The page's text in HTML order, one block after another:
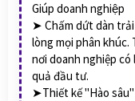
Giúp doanh nghiệp
➤ Chấm dứt dàn trải
lòng mọi phân
nơi doanh nghiệp
quả đầu tư.
➤Thiết kế "Hào